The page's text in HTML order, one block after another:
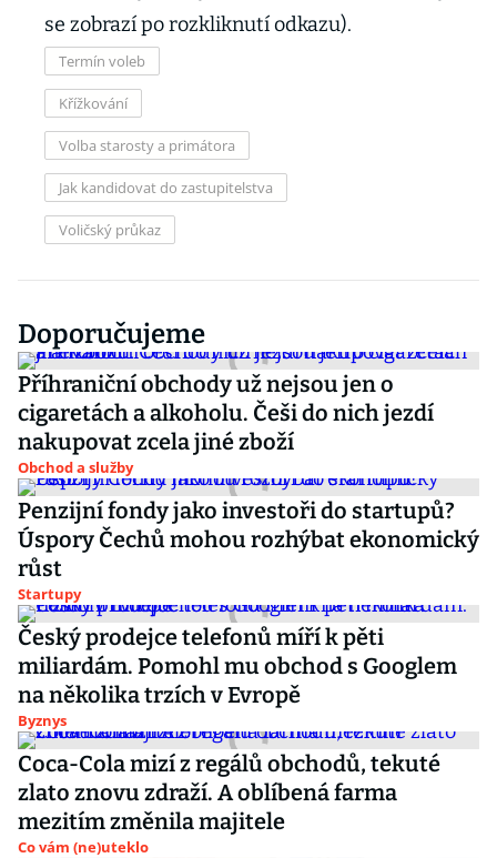
se zobrazí po rozkliknutí odkazu).
Termín voleb
Křížkování
Volba starosty a primátora
Jak kandidovat do zastupitelstva
Voličský průkaz
Doporučujeme
Příhraniční obchody už nejsou jen o
cigaretách a alkoholu. Češi do nich jezdí
nakupovat zcela jiné zboží
Obchod a služby
Penzijní fondy jako investoři do startupů?
Úspory Čechů mohou rozhýbat ekonomický
růst
Startupy
Český prodejce telefonů míří k pěti
miliardám. Pomohl mu obchod s Googlem
na několika trzích v Evropě
Byznys
Coca-Cola mizí z regálů obchodů, tekuté
zlato znovu zdraží. A oblíbená farma
mezitím změnila majitele
Co vám (ne)uteklo